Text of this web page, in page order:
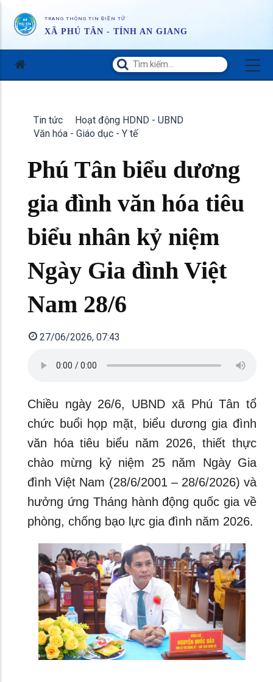
TRANG THÔNG TIN ĐIỆN TỬ
XÃ PHÚ TÂN - TỈNH AN GIANG
Tin tức
Hoạt động HDND - UBND
Văn hóa - Giáo dục - Y tế
Phú Tân biểu dương
gia đình văn hóa tiêu
biểu nhân kỷ niệm
Ngày Gia đình Việt
Nam 28/6
27/06/2026, 07:43
Chiều ngày 26/6, UBND xã Phú Tân tổ
chức buổi họp mặt, biểu dương gia đình
văn hóa tiêu biểu năm 2026, thiết thực
chào mừng kỷ niệm 25 năm Ngày Gia
đình Việt Nam (28/6/2001 – 28/6/2026) và
hưởng ứng Tháng hành động quốc gia về
phòng, chống bạo lực gia đình năm 2026.